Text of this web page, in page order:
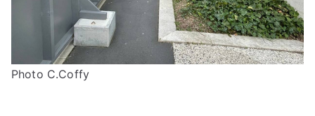
Photo C.Coffy